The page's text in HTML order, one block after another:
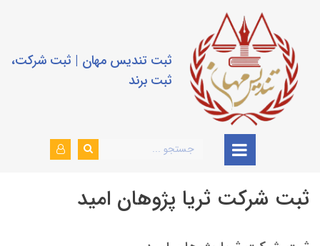
ثبت تندیس مهان | ثبت شرکت،
ثبت برند
ثبت شرکت ثریا پژوهان امید